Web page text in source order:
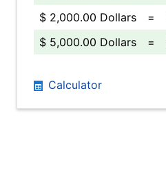
$ 2,000.00 Dollars
=
$ 5,000.00 Dollars
=
Calculator